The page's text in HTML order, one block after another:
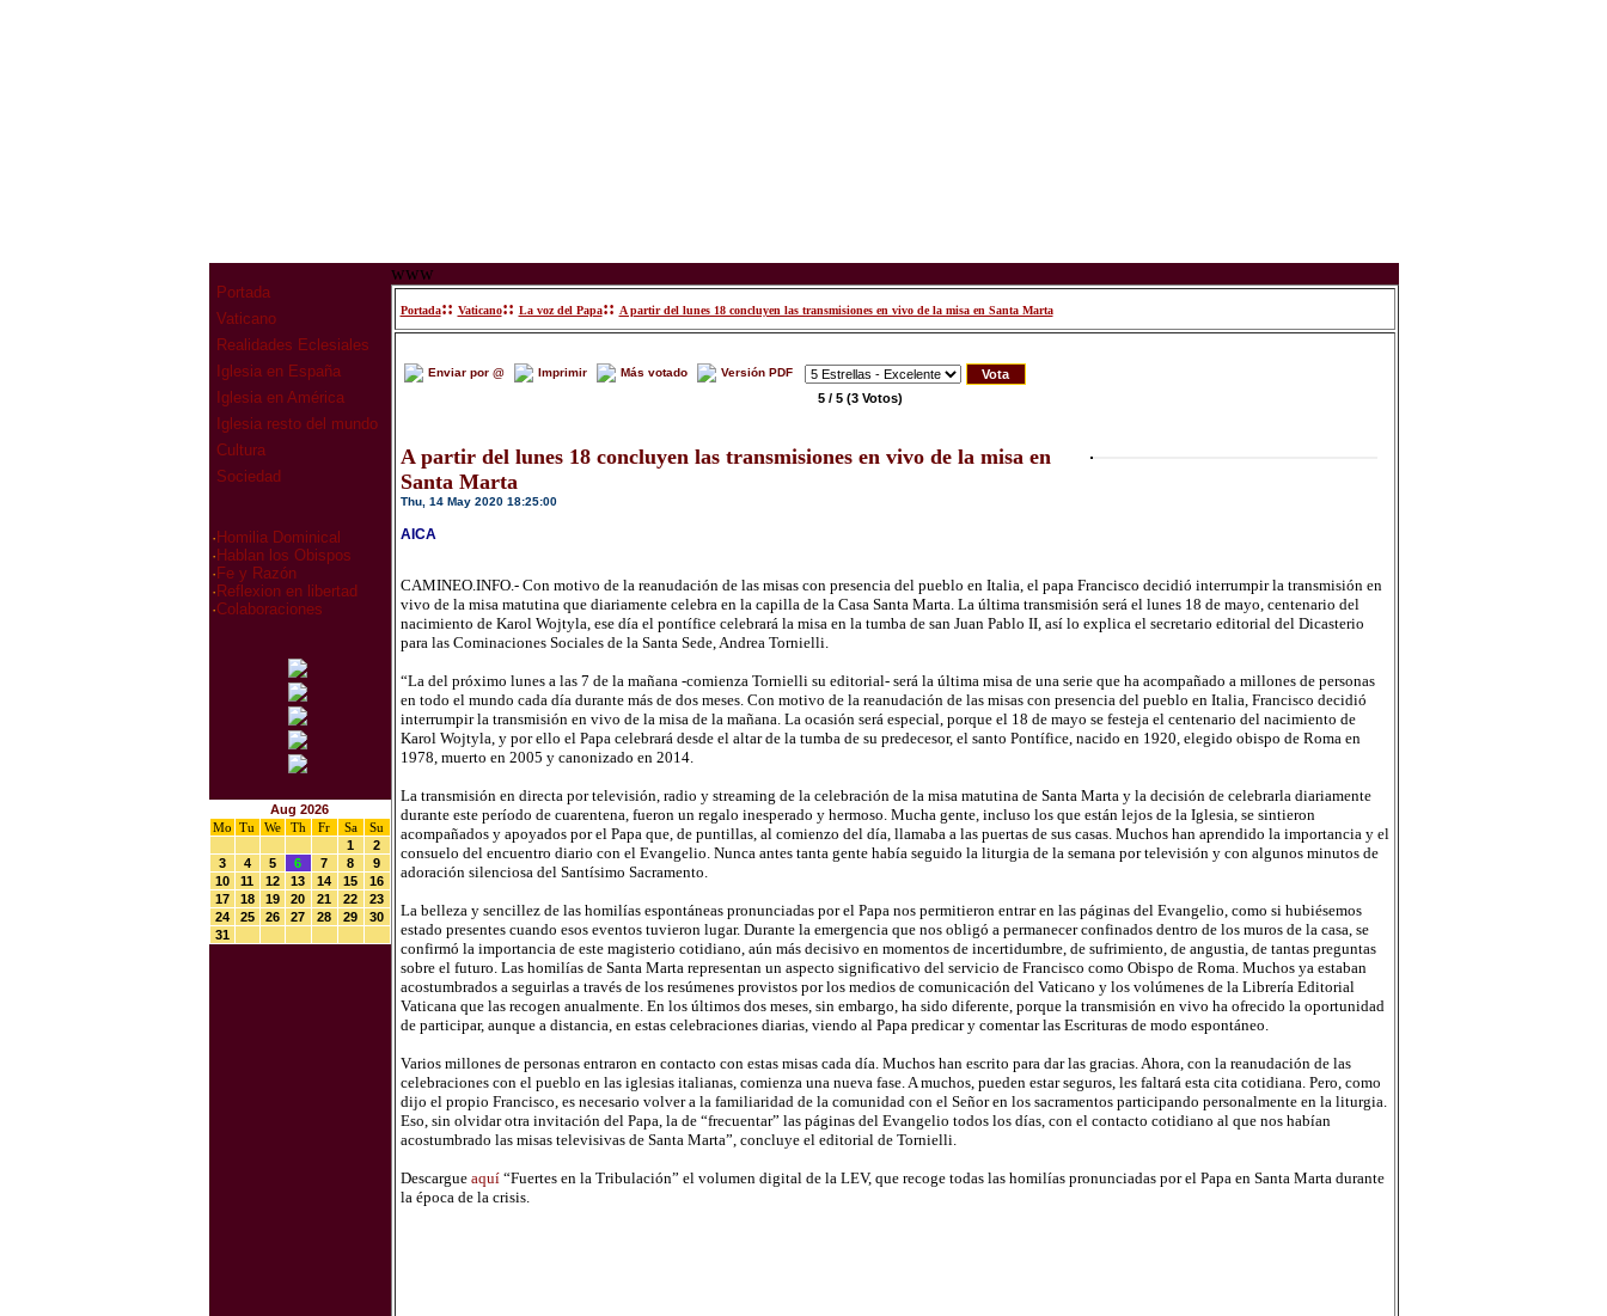
Portada
Vaticano
Realidades Eclesiales
Iglesia en España
Iglesia en América
Iglesia resto del mundo
Cultura
Sociedad
· Homilia Dominical
· Hablan los Obispos
· Fe y Razón
· Reflexion en libertad
·Colaboraciones
Aug 2026
Mo Tu We Th Fr Sa
Su
1
2
3
4 5 6 7 8
9
10
11 12 13 14 15
16
17
18 19 20 21 22
23
24
25 26 27 28 29
30
31
www
Portada:: Vaticano:: La voz del Papa:: A partir del lunes 18 concluyen las transmisiones en vivo de la misa en Santa Marta
Enviar por @ Imprimir Más votado Versión PDF
5 / 5 (3 Votos)
A partir del lunes 18 concluyen las transmisiones en vivo de la misa en
Santa Marta
Thu, 14 May 2020 18:25:00
AICA
CAMINEO.INFO.- Con motivo de la reanudación de las misas con presencia del pueblo en Italia, el papa Francisco decidió interrumpir la transmisión en
vivo de la misa matutina que diariamente celebra en la capilla de la Casa Santa Marta. La última transmisión será el lunes 18 de mayo, centenario del
nacimiento de Karol Wojtyla, ese día el pontífice celebrará la misa en la tumba de san Juan Pablo II, así lo explica el secretario editorial del Dicasterio
para las Cominaciones Sociales de la Santa Sede, Andrea Tornielli.
“La del próximo lunes a las 7 de la mañana -comienza Tornielli su editorial- será la última misa de una serie que ha acompañado a millones de personas
en todo el mundo cada día durante más de dos meses. Con motivo de la reanudación de las misas con presencia del pueblo en Italia, Francisco decidió
interrumpir la transmisión en vivo de la misa de la mañana. La ocasión será especial, porque el 18 de mayo se festeja el centenario del nacimiento de
Karol Wojtyla, y por ello el Papa celebrará desde el altar de la tumba de su predecesor, el santo Pontífice, nacido en 1920, elegido obispo de Roma en
1978, muerto en 2005 y canonizado en 2014.
La transmisión en directa por televisión, radio y streaming de la celebración de la misa matutina de Santa Marta y la decisión de celebrarla diariamente
durante este período de cuarentena, fueron un regalo inesperado y hermoso. Mucha gente, incluso los que están lejos de la Iglesia, se sintieron
acompañados y apoyados por el Papa que, de puntillas, al comienzo del día, llamaba a las puertas de sus casas. Muchos han aprendido la importancia y el
consuelo del encuentro diario con el Evangelio. Nunca antes tanta gente había seguido la liturgia de la semana por televisión y con algunos minutos de
adoración silenciosa del Santísimo Sacramento.
La belleza y sencillez de las homilías espontáneas pronunciadas por el Papa nos permitieron entrar en las páginas del Evangelio, como si hubiésemos
estado presentes cuando esos eventos tuvieron lugar. Durante la emergencia que nos obligó a permanecer confinados dentro de los muros de la casa, se
confirmó la importancia de este magisterio cotidiano, aún más decisivo en momentos de incertidumbre, de sufrimiento, de angustia, de tantas preguntas
sobre el futuro. Las homilías de Santa Marta representan un aspecto significativo del servicio de Francisco como Obispo de Roma. Muchos ya estaban
acostumbrados a seguirlas a través de los resúmenes provistos por los medios de comunicación del Vaticano y los volúmenes de la Librería Editorial
Vaticana que las recogen anualmente. En los últimos dos meses, sin embargo, ha sido diferente, porque la transmisión en vivo ha ofrecido la oportunidad
de participar, aunque a distancia, en estas celebraciones diarias, viendo al Papa predicar y comentar las Escrituras de modo espontáneo.
Varios millones de personas entraron en contacto con estas misas cada día. Muchos han escrito para dar las gracias. Ahora, con la reanudación de las
celebraciones con el pueblo en las iglesias italianas, comienza una nueva fase. A muchos, pueden estar seguros, les faltará esta cita cotidiana. Pero, como
dijo el propio Francisco, es necesario volver a la familiaridad de la comunidad con el Señor en los sacramentos participando personalmente en la liturgia.
Eso, sin olvidar otra invitación del Papa, la de “frecuentar” las páginas del Evangelio todos los días, con el contacto cotidiano al que nos habían
acostumbrado las misas televisivas de Santa Marta”, concluye el editorial de Tornielli.
Descargue aquí “Fuertes en la Tribulación” el volumen digital de la LEV, que recoge todas las homilías pronunciadas por el Papa en Santa Marta durante
la época de la crisis.